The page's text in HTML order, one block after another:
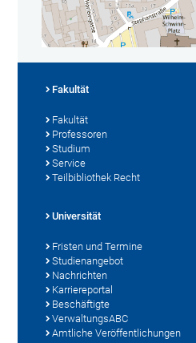
Fakultät
Fakultät
Professoren
Studium
Service
Teilbibliothek Recht
Universität
Fristen und Termine
Studienangebot
Nachrichten
Karriereportal
Beschäftigte
VerwaltungsABC
Amtliche Veröffentlichungen